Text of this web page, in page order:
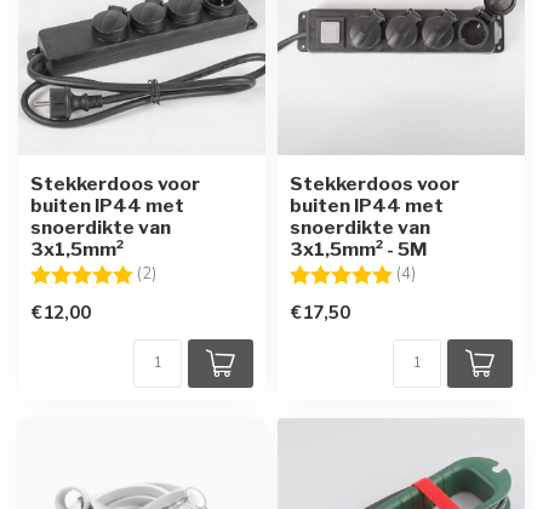
Stekkerdoos voor
buiten IP44 met
snoerdikte van
3x1,5mm²
Beoordeling: (2)
€12,00
Stekkerdoos voor
buiten IP44 met
snoerdikte van
3x1,5mm² - 5M
Beoordeling: (4)
€17,50